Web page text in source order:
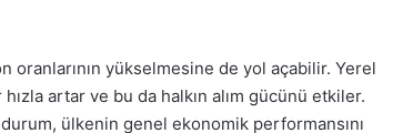
oranlarının yükselmesine de yol açabilir. Yerel
artar ve bu da halkın alım gücünü etkiler.
ülkenin genel ekonomik performansını